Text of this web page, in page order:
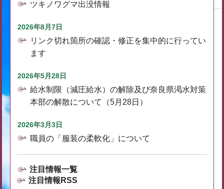
ツキノワグマ出没情報
2026年8月7日
リンク切れ箇所の確認・修正を集中的に行ってい
ます
2026年5月28日
給水制限（減圧給水）の解除及び奈良県渇水対策
本部の解散について（5月28日）
2026年3月3日
職員の「服装の柔軟化」について
注目情報一覧
注目情報RSS